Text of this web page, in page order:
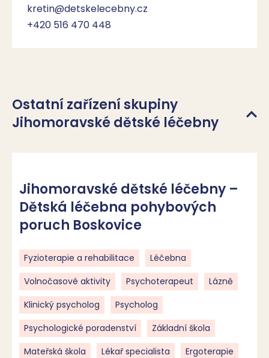
kretin@detskelecebny.cz
+420 516 470 448
Ostatní zařízení skupiny
Jihomoravské dětské léčebny
Jihomoravské dětské léčebny –
Dětská léčebna pohybových
poruch Boskovice
Fyzioterapie a rehabilitace
Léčebna
Volnočasové aktivity
Psychoterapeut
Lázně
Klinický psycholog
Psycholog
Psychologické poradenství
Základní škola
Mateřská škola
Lékař specialista Ergoterapie